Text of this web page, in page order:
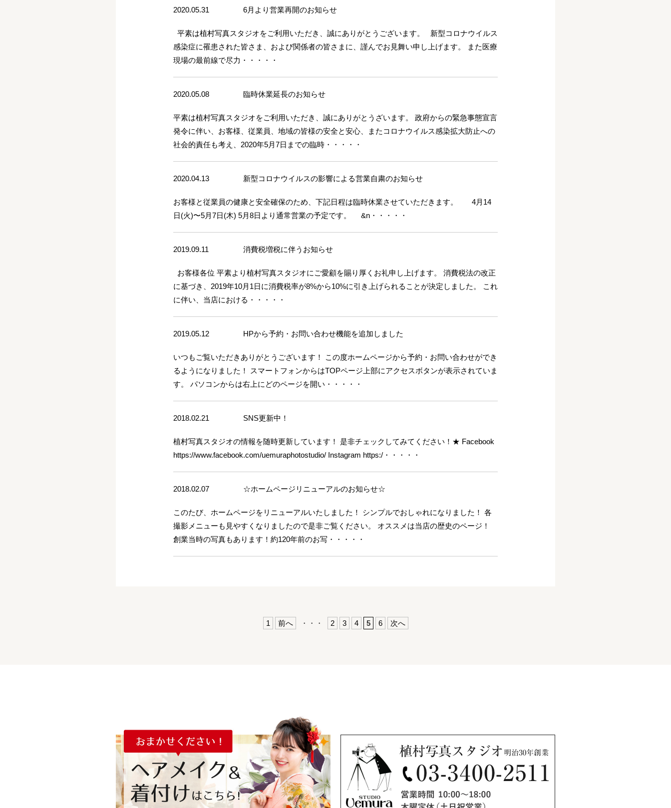
2020.05.31 6月より営業再開のお知らせ
平素は植村写真スタジオをご利用いただき、誠にありがとうございます。 新型コロナウイルス
感染症に罹患された皆さま、および関係者の皆さまに、謹んでお見舞い申し上げます。 また医療
現場の最前線で尽力・・・・・
2020.05.08 臨時休業延長のお知らせ
平素は植村写真スタジオをご利用いただき、誠にありがとうざいます。 政府からの緊急事態宣言
発令に伴い、お客様、従業員、地域の皆様の安全と安心、またコロナウイルス感染拡大防止への
社会的責任も考え、2020年5月7日までの臨時・・・・・
2020.04.13 新型コロナウイルスの影響による営業自粛のお知らせ
お客様と従業員の健康と安全確保のため、下記日程は臨時休業させていただきます。 4月14
日(火)〜5月7日(木) 5月8日より通常営業の予定です。 &n・・・・・
2019.09.11 消費税増税に伴うお知らせ
お客様各位 平素より植村写真スタジオにご愛顧を賜り厚くお礼申し上げます。 消費税法の改正
に基づき、2019年10月1日に消費税率が8%から10%に引き上げられることが決定しました。 これ
に伴い、当店における・・・・・
2019.05.12 HPから予約・お問い合わせ機能を追加しました
いつもご覧いただきありがとうございます！ この度ホームページから予約・お問い合わせができ
るようになりました！ スマートフォンからはTOPページ上部にアクセスボタンが表示されていま
す。 パソコンからは右上にどのページを開い・・・・・
2018.02.21 SNS更新中！
植村写真スタジオの情報を随時更新しています！ 是非チェックしてみてください！★ Facebook
https://www.facebook.com/uemuraphotostudio/ Instagram https:/・・・・・
2018.02.07 ☆ホームページリニューアルのお知らせ☆
このたび、ホームページをリニューアルいたしました！ シンプルでおしゃれになりました！ 各
撮影メニューも見やすくなりましたので是非ご覧ください。 オススメは当店の歴史のページ！
創業当時の写真もあります！約120年前のお写・・・・・
1 前へ ・・・ 2 3 4 5 6 次へ